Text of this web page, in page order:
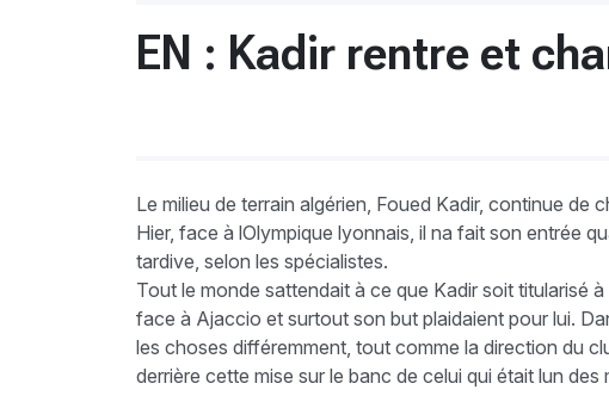
EN : Kadir rentre et
Le milieu de terrain algérien, Foued Kadir, continue
Hier, face à lOlympique lyonnais, il na fait son entrée
tardive, selon les spécialistes.
Tout le monde sattendait à ce que Kadir soit titularisé
face à Ajaccio et surtout son but plaidaient pour lui.
les choses différemment, tout comme la direction du
derrière cette mise sur le banc de celui qui était lun